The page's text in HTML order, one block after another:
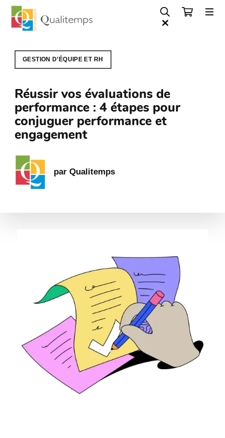
GESTION D’ÉQUIPE ET RH
Réussir vos évaluations de
performance : 4 étapes pour
conjuguer performance et
engagement
par Qualitemps